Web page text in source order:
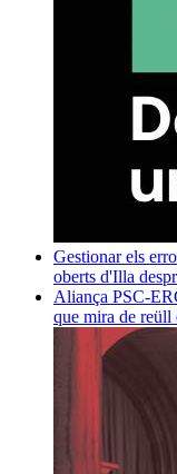
Gestionar els
oberts d'Illa
Aliança PSC-
que mira de reüll